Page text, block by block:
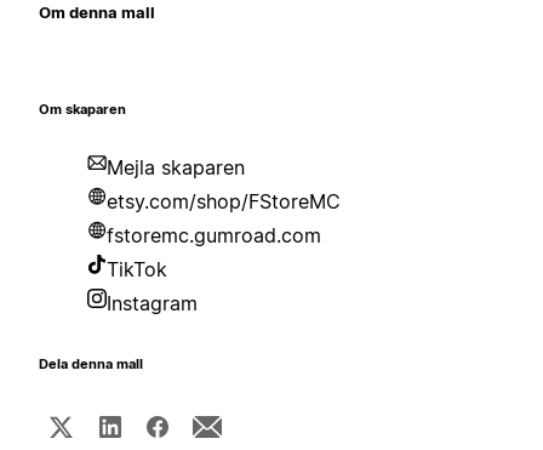
Om denna mall
Om skaparen
Mejla skaparen
etsy.com/shop/FStoreMC
fstoremc.gumroad.com
TikTok
Instagram
Dela denna mall